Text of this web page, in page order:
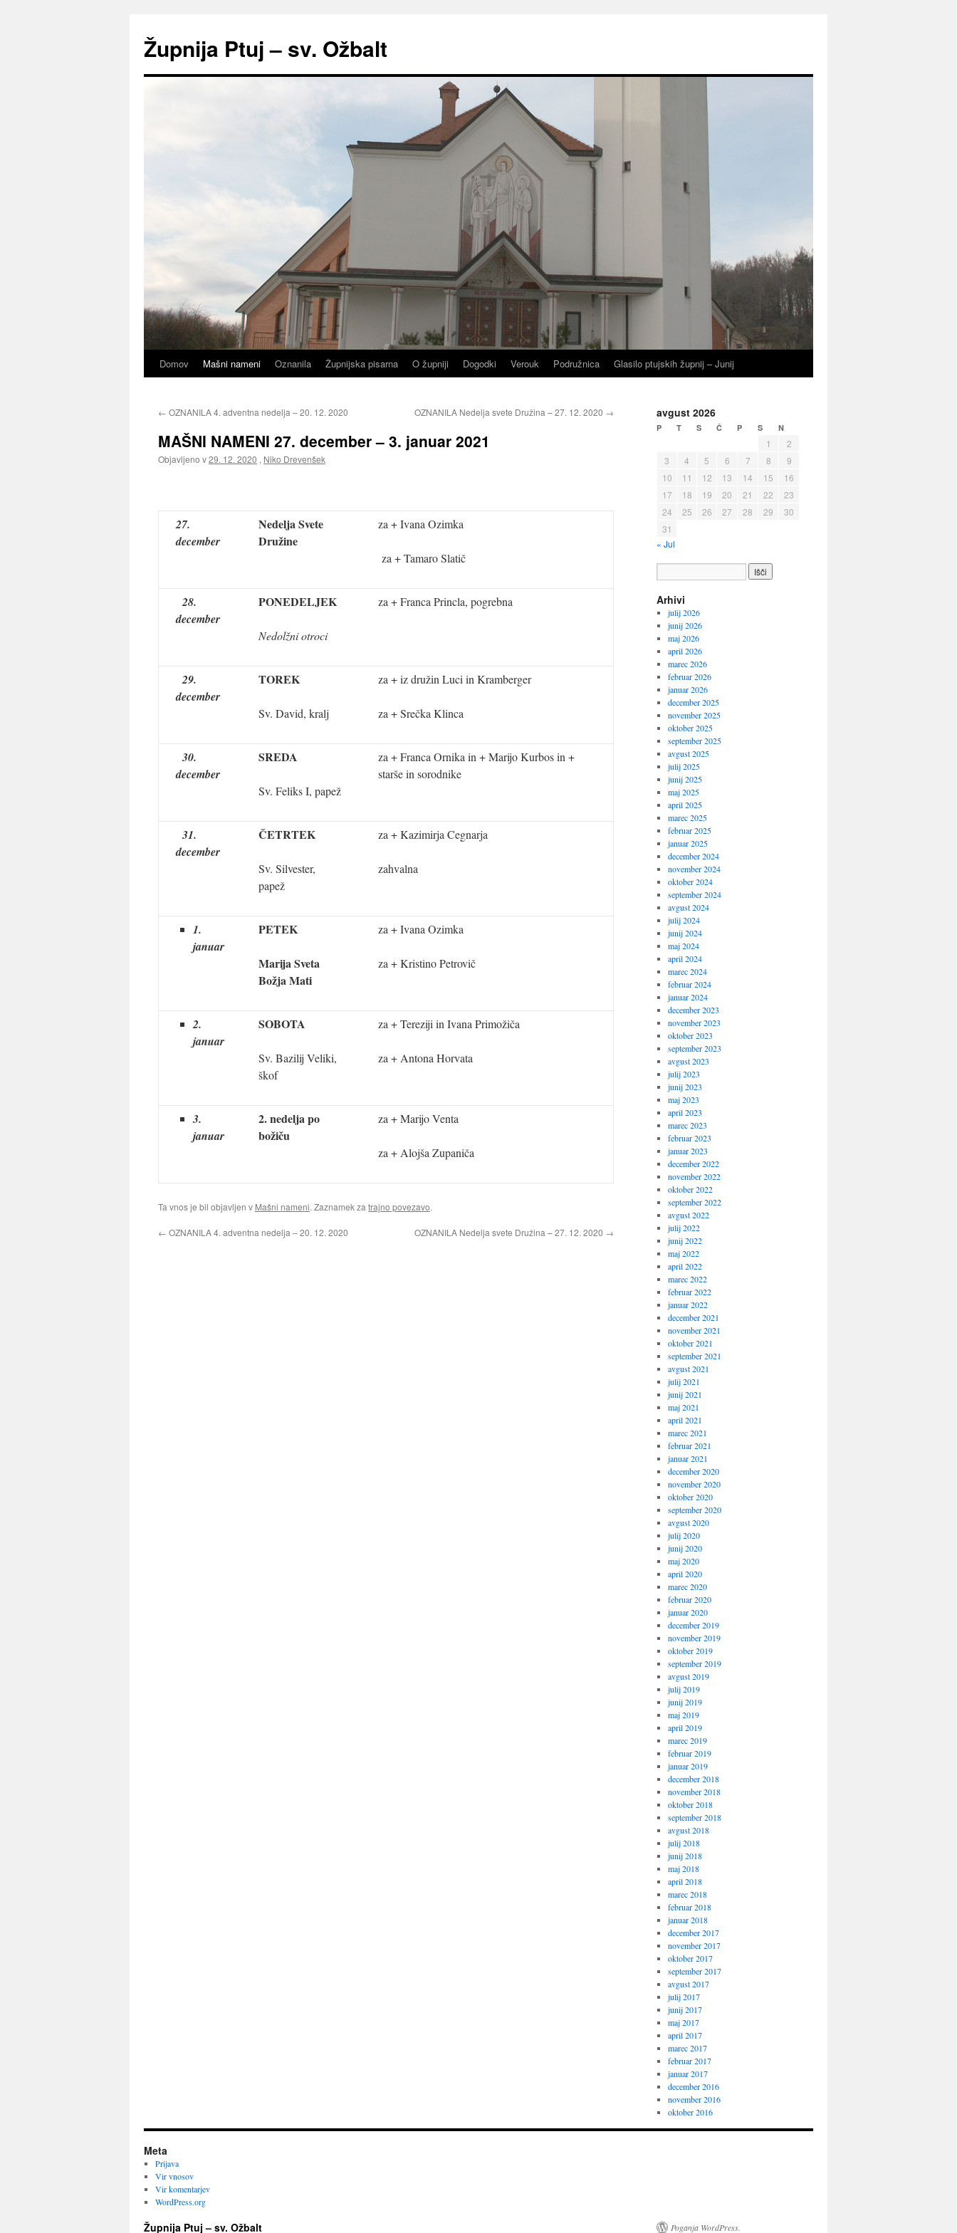
vsebino
Župnija Ptuj – sv. Ožbalt
Domov Mašni nameni Oznanila Župnijska pisarna O župniji Dogodki Verouk Podružnica Glasilo ptujskih župnij – Junij
← OZNANILA 4. adventna nedelja – 20. 12. 2020 OZNANILA Nedelja svete Družina – 27. 12. 2020 →
MAŠNI NAMENI 27. december – 3. januar 2021
Objavljeno v29. 12. 2020 , Niko Drevenšek
27.
december
Nedelja Svete
Družine
za + Ivana Ozimka
za + Tamaro Slatič
28.
december
PONEDELJEK
Nedolžni otroci
za + Franca Princla, pogrebna
29.
december
TOREK
Sv. David, kralj
za + iz družin Luci in Kramberger
za + Srečka Klinca
30.
december
SREDA
Sv. Feliks I, papež
za + Franca Ornika in + Marijo Kurbos in +
starše in sorodnike
31.
december
ČETRTEK
Sv. Silvester,
papež
za + Kazimirja Cegnarja
zahvalna
1.
januar
PETEK
Marija Sveta
Božja Mati
za + Ivana Ozimka
za + Kristino Petrovič
2.
januar
SOBOTA
Sv. Bazilij Veliki,
škof
za + Tereziji in Ivana Primožiča
za + Antona Horvata
3.
januar
2. nedelja po
božiču
za + Marijo Venta
za + Alojša Zupaniča
Ta vnos je bil objavljen v Mašni nameni. Zaznamek za trajno povezavo.
← OZNANILA 4. adventna nedelja – 20. 12. 2020 OZNANILA Nedelja svete Družina – 27. 12. 2020 →
avgust 2026
P T S Č P S N
1
2
3
4 5 6 7 8
9
10
11 12 13 14 15
16
17
18 19 20 21 22
23
24
25 26 27 28 29
30
31
« Jul
Arhivi
julij 2026
junij 2026
maj 2026
april 2026
marec 2026
februar 2026
januar 2026
december 2025
november 2025
oktober 2025
september 2025
avgust 2025
julij 2025
junij 2025
maj 2025
april 2025
marec 2025
februar 2025
januar 2025
december 2024
november 2024
oktober 2024
september 2024
avgust 2024
julij 2024
junij 2024
maj 2024
april 2024
marec 2024
februar 2024
januar 2024
december 2023
november 2023
oktober 2023
september 2023
avgust 2023
julij 2023
junij 2023
maj 2023
april 2023
marec 2023
februar 2023
januar 2023
december 2022
november 2022
oktober 2022
september 2022
avgust 2022
julij 2022
junij 2022
maj 2022
april 2022
marec 2022
februar 2022
januar 2022
december 2021
november 2021
oktober 2021
september 2021
avgust 2021
julij 2021
junij 2021
maj 2021
april 2021
marec 2021
februar 2021
januar 2021
december 2020
november 2020
oktober 2020
september 2020
avgust 2020
julij 2020
junij 2020
maj 2020
april 2020
marec 2020
februar 2020
januar 2020
december 2019
november 2019
oktober 2019
september 2019
avgust 2019
julij 2019
junij 2019
maj 2019
april 2019
marec 2019
februar 2019
januar 2019
december 2018
november 2018
oktober 2018
september 2018
avgust 2018
julij 2018
junij 2018
maj 2018
april 2018
marec 2018
februar 2018
januar 2018
december 2017
november 2017
oktober 2017
september 2017
avgust 2017
julij 2017
junij 2017
maj 2017
april 2017
marec 2017
februar 2017
januar 2017
december 2016
november 2016
oktober 2016
Meta
Prijava
Vir vnosov
Vir komentarjev
WordPress.org
Župnija Ptuj – sv. Ožbalt Poganja WordPress.